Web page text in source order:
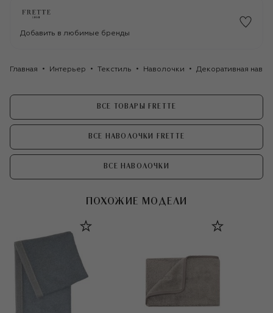
Добавить в любимые бренды
Главная Интерьер Текстиль Наволочки Декоративная
ВСЕ ТОВАРЫ FRETTE
ВСЕ НАВОЛОЧКИ FRETTE
ВСЕ НАВОЛОЧКИ
ПОХОЖИЕ МОДЕЛИ